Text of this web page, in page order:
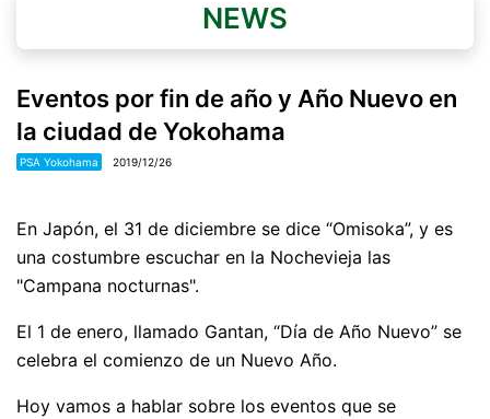
NEWS
Eventos por fin de año y Año Nuevo en
la ciudad de Yokohama
PSA Yokohama 2019/12/26
En Japón, el 31 de diciembre se dice “Omisoka”, y es
una costumbre escuchar en la Nochevieja las
"Campana nocturnas".
El 1 de enero, llamado Gantan, “Día de Año Nuevo” se
celebra el comienzo de un Nuevo Año.
Hoy vamos a hablar sobre los eventos que se